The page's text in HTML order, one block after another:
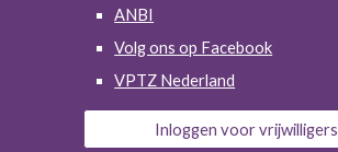
ANBI
Volg ons op Facebook
VPTZ Nederland
Inloggen voor vrijwilligers